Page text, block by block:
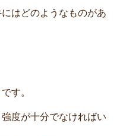
はどのようなものがあ
す。
度が十分でなければい